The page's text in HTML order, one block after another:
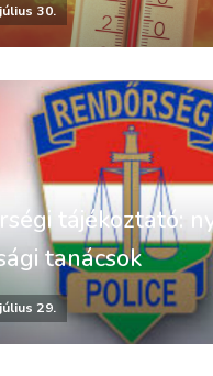
30.
tájékoztató:
tanácsok
29.